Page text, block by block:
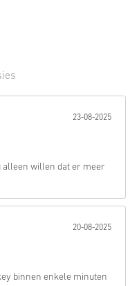
23-08-2025
alleen willen dat er meer
20-08-2025
binnen enkele minuten